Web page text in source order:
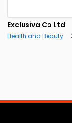
Exclusiva Co Ltd
Health and Beauty